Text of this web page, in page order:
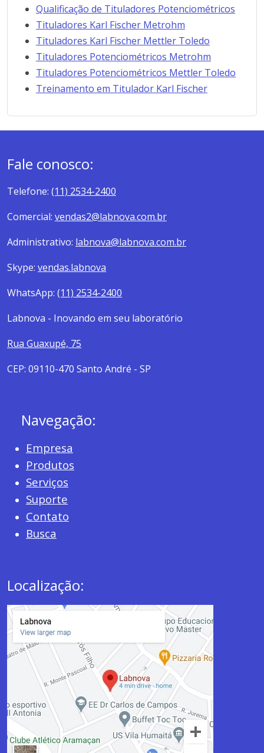
Qualificação de Tituladores Potenciométricos
Tituladores Karl Fischer Metrohm
Tituladores Karl Fischer Mettler Toledo
Tituladores Potenciométricos Metrohm
Tituladores Potenciométricos Mettler Toledo
Treinamento em Titulador Karl Fischer
Fale conosco:
Telefone: (11) 2534-2400
Comercial: vendas2@labnova.com.br
Administrativo: labnova@labnova.com.br
Skype: vendas.labnova
WhatsApp: (11) 2534-2400
Labnova - Inovando em seu laboratório
Rua Guaxupé, 75
CEP: 09110-470 Santo André - SP
Navegação:
Empresa
Produtos
Serviços
Suporte
Contato
Busca
Localização: